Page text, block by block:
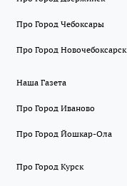
Про Город Чебоксары
Про Город Новочебоксарск
Наша Газета
Про Город Иваново
Про Город Йошкар-Ола
Про Город Курск